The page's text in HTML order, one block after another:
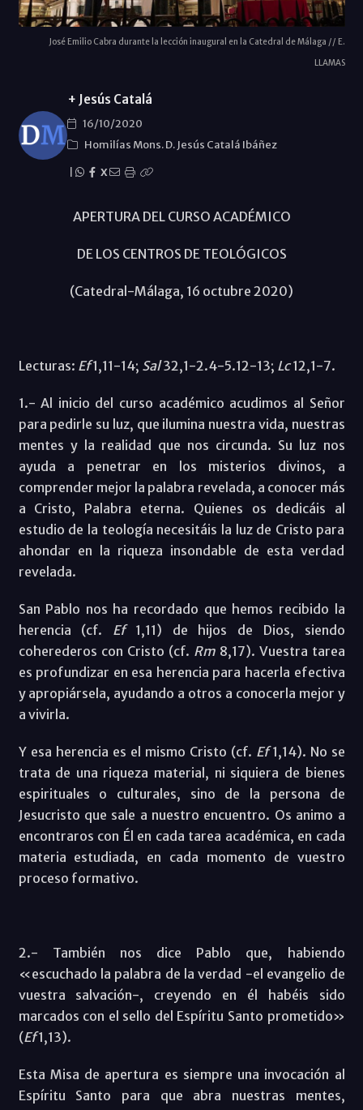
José Emilio Cabra durante la lección inaugural en la Catedral de Málaga // E.
LLAMAS
+ Jesús Catalá
16/10/2020
Homilías Mons. D. Jesús Catalá Ibáñez
X
APERTURA DEL CURSO ACADÉMICO
DE LOS CENTROS DE TEOLÓGICOS
(Catedral-Málaga, 16 octubre 2020)
Lecturas: Ef1,11-14; Sal32,1-2.4-5.12-13; Lc12,1-7.
1.- Al inicio del curso académico acudimos al Señor
para pedirle su luz, que ilumina nuestra vida, nuestras
mentes y la realidad que nos circunda. Su luz nos
ayuda a penetrar en los misterios divinos, a
comprender mejor la palabra revelada, a conocer más
a Cristo, Palabra eterna. Quienes os dedicáis al
estudio de la teología necesitáis la luz de Cristo para
ahondar en la riqueza insondable de esta verdad
revelada.
San Pablo nos ha recordado que hemos recibido la
herencia (cf. Ef1,11) de hijos de Dios, siendo
coherederos con Cristo (cf. Rm8,17). Vuestra tarea
es profundizar en esa herencia para hacerla efectiva
y apropiársela, ayudando a otros a conocerla mejor y
a vivirla.
Y esa herencia es el mismo Cristo (cf. Ef1,14). No se
trata de una riqueza material, ni siquiera de bienes
espirituales o culturales, sino de la persona de
Jesucristo que sale a nuestro encuentro. Os animo a
encontraros con Él en cada tarea académica, en cada
materia estudiada, en cada momento de vuestro
proceso formativo.
2.- También nos dice Pablo que, habiendo
«escuchado la palabra de la verdad -el evangelio de
vuestra salvación-, creyendo en él habéis sido
marcados con el sello del Espíritu Santo prometido»
(Ef1,13).
Esta Misa de apertura es siempre una invocación al
Espíritu Santo para que abra nuestras mentes,